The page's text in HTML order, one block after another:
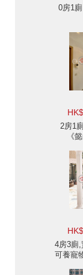
0房1
2房1
《
4房3廁
可養寵